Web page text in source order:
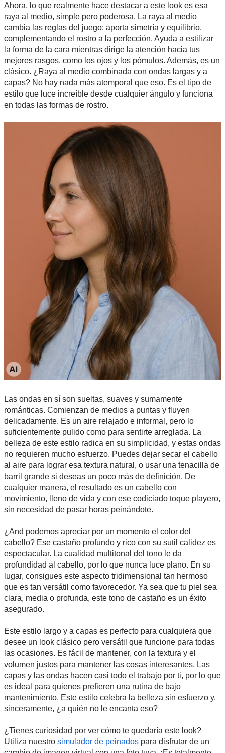
Ahora, lo que realmente hace destacar a este look es esa
raya al medio, simple pero poderosa. La raya al medio
cambia las reglas del juego: aporta simetría y equilibrio,
complementando el rostro a la perfección. Ayuda a estilizar
la forma de la cara mientras dirige la atención hacia tus
mejores rasgos, como los ojos y los pómulos. Además, es un
clásico. ¿Raya al medio combinada con ondas largas y a
capas? No hay nada más atemporal que eso. Es el tipo de
estilo que luce increíble desde cualquier ángulo y funciona
en todas las formas de rostro.
Las ondas en sí son sueltas, suaves y sumamente
románticas. Comienzan de medios a puntas y fluyen
delicadamente. Es un aire relajado e informal, pero lo
suficientemente pulido como para sentirte arreglada. La
belleza de este estilo radica en su simplicidad, y estas ondas
no requieren mucho esfuerzo. Puedes dejar secar el cabello
al aire para lograr esa textura natural, o usar una tenacilla de
barril grande si deseas un poco más de definición. De
cualquier manera, el resultado es un cabello con
movimiento, lleno de vida y con ese codiciado toque playero,
sin necesidad de pasar horas peinándote.
¿And podemos apreciar por un momento el color del
cabello? Ese castaño profundo y rico con su sutil calidez es
espectacular. La cualidad multitonal del tono le da
profundidad al cabello, por lo que nunca luce plano. En su
lugar, consigues este aspecto tridimensional tan hermoso
que es tan versátil como favorecedor. Ya sea que tu piel sea
clara, media o profunda, este tono de castaño es un éxito
asegurado.
Este estilo largo y a capas es perfecto para cualquiera que
desee un look clásico pero versátil que funcione para todas
las ocasiones. Es fácil de mantener, con la textura y el
volumen justos para mantener las cosas interesantes. Las
capas y las ondas hacen casi todo el trabajo por ti, por lo que
es ideal para quienes prefieren una rutina de bajo
mantenimiento. Este estilo celebra la belleza sin esfuerzo y,
sinceramente, ¿a quién no le encanta eso?
¿Tienes curiosidad por ver cómo te quedaría este look?
Utiliza nuestro simulador de peinados para disfrutar de un